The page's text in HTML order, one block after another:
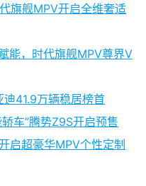
旗舰MPV开启全维奢适
能，时代旗舰MPV尊界V
41.9万辆稳居榜首
车”腾势Z9S开启预售
启超豪华MPV个性定制